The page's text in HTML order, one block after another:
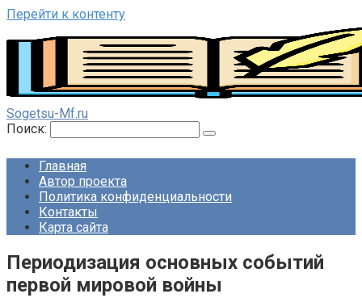
Перейти к контенту
Sogetsu-Mf.ru
Поиск:
Главная
Автор проекта
Политика конфиденциальности
Контакты
Карта сайта
Периодизация основных событий
первой мировой войны